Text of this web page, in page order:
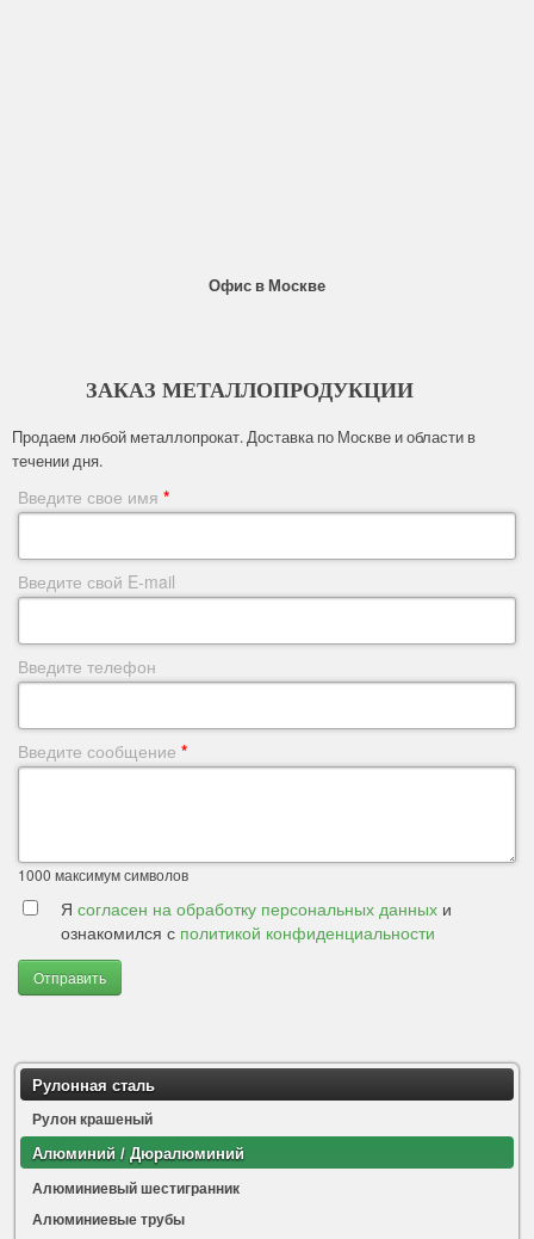
Офис в Москве
ЗАКАЗ МЕТАЛЛОПРОДУКЦИИ
Продаем любой металлопрокат. Доставка по Москве и области в
течении дня.
Введите свое имя *
Введите свой E-mail
Введите телефон
Введите сообщение *
1000 максимум символов
Я согласен на обработку персональных данных и
ознакомился с политикой конфиденциальности
Отправить
Рулонная сталь
Рулон крашеный
Алюминий / Дюралюминий
Алюминиевый шестигранник
Алюминиевые трубы